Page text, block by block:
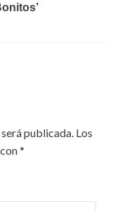
publicada. Los
*